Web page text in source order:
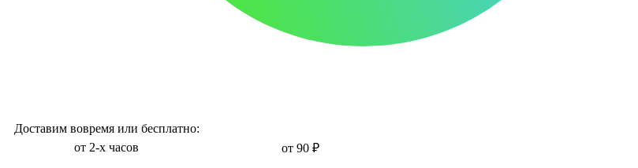
Доставим вовремя или бесплатно:
от 2-х часов от 90 ₽